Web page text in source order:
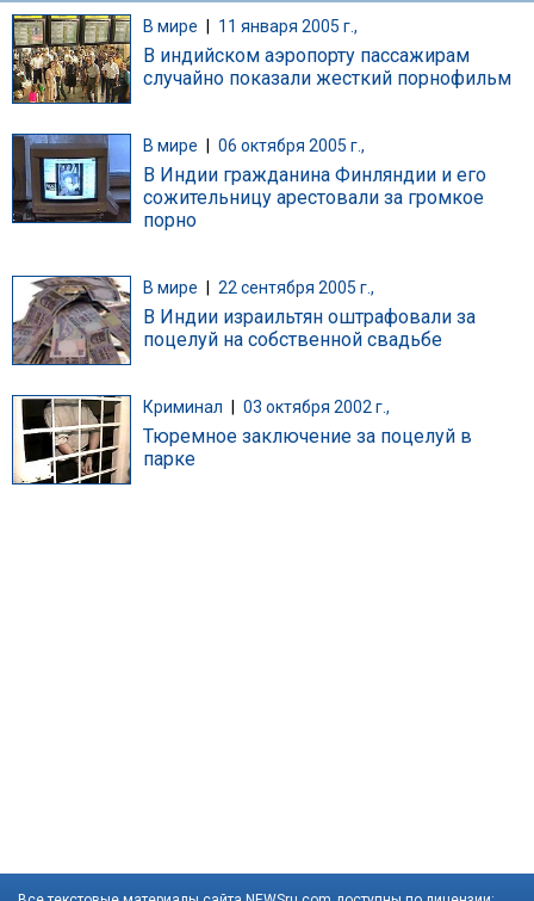
В мире | 11 января 2005 г.,
В индийском аэропорту пассажирам
случайно показали жесткий порнофильм
В мире 06 октября 2005 г.,
В Индии гражданина Финляндии и его
сожительницу арестовали за громкое
порно
В мире 22 сентября 2005 г.,
В Индии израильтян оштрафовали за
поцелуй на собственной свадьбе
Криминал 03 октября 2002 г.,
Тюремное заключение за поцелуй в
парке